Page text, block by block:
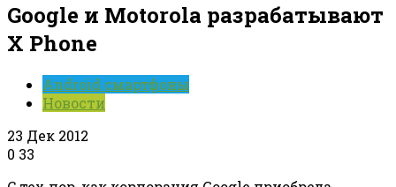
Google и Motorola разрабатывают
X Phone
Android смартфоны
Новости
23 Дек 2012
0 33